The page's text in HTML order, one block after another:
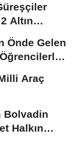
Altın
Önde Gelen
Öğrencilerle
Araç
Bolvadin
Halkın